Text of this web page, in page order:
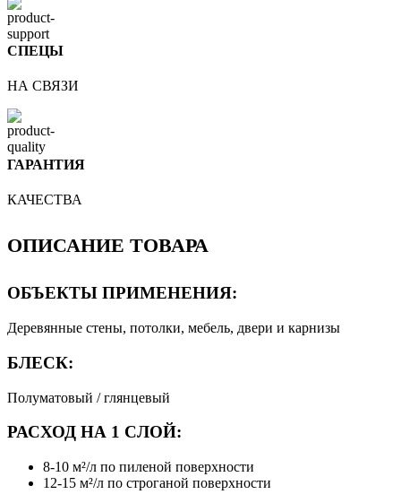
СПЕЦЫ
НА СВЯЗИ
ГАРАНТИЯ
КАЧЕСТВА
ОПИСАНИЕ ТОВАРА
ОБЪЕКТЫ ПРИМЕНЕНИЯ:
Деревянные стены, потолки, мебель, двери и карнизы
БЛЕСК:
Полуматовый / глянцевый
РАСХОД НА 1 СЛОЙ:
8-10 м²/л по пиленой поверхности
12-15 м²/л по строганой поверхности